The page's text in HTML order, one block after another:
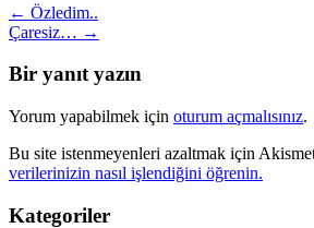
Post
navigation
← Özledim..
Çaresiz… →
Bir yanıt yazın
Yorum yapabilmek için oturum açmalısınız.
Bu site istenmeyenleri azaltmak için
verilerinizin nasıl işlendiğini öğrenin.
Kategoriler